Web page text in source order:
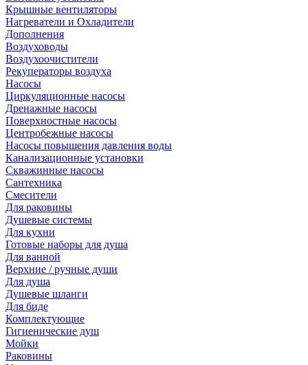
Крышные вентиляторы
Нагреватели и Охладители
Дополнения
Воздуховоды
Воздухоочистители
Рекуператоры воздуха
Насосы
Циркуляционные насосы
Дренажные насосы
Поверхностные насосы
Центробежные насосы
Насосы повышения давления воды
Канализационные установки
Скважинные насосы
Сантехника
Смесители
Для раковины
Душевые системы
Для кухни
Готовые наборы для душа
Для ванной
Верхние / ручные души
Для душа
Душевые шланги
Для биде
Комплектующие
Гигиенические душ
Мойки
Раковины